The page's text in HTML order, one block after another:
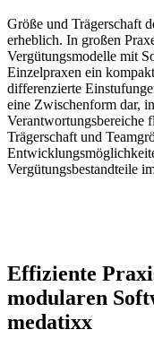
Größe und Trägerschaft
erheblich. In großen
Vergütungsmodelle mit
Einzelpraxen ein
differenzierte
eine Zwischenform dar,
Verantwortungsbereiche
Trägerschaft und
Vergütungsbestandteile
Effiziente
modularen
medatixx